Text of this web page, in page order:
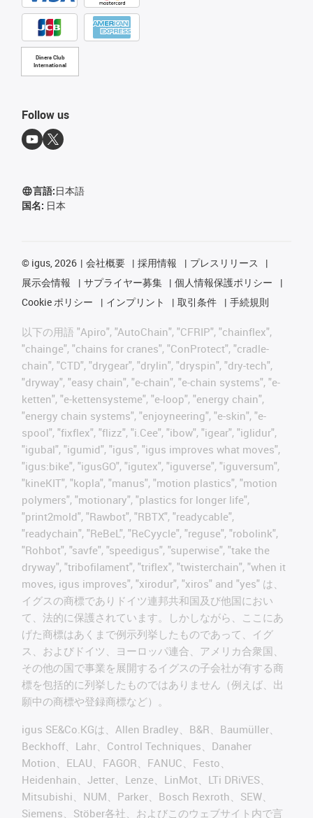
Diners Club
International
Follow us
言語:日本語
国名: 日本
© igus, 2026 会社概要 採用情報
プレスリリース
展示会情報
サプライヤー募集
個人情報保護ポリシー
Cookie ポリシー
インプリント 取引条件 手続規則
以下の用語 "Apiro", "AutoChain", "CFRIP", "chainflex",
"chainge", "chains for cranes", "ConProtect", "cradle-
chain", "CTD", "drygear", "drylin", "dryspin", "dry-tech",
"dryway", "easy chain", "e-chain", "e-chain systems", "e-
ketten", "e-kettensysteme", "e-loop", "energy chain",
"energy chain systems", "enjoyneering", "e-skin", "e-
spool", "fixflex", "flizz", "i.Cee", "ibow", "igear", "iglidur",
"igubal", "igumid", "igus", "igus improves what moves",
"igus:bike", "igusGO", "igutex", "iguverse", "iguversum",
"kineKIT", "kopla", "manus", "motion plastics", "motion
polymers", "motionary", "plastics for longer life",
"print2mold", "Rawbot", "RBTX", "readycable",
"readychain", "ReBeL", "ReCyycle", "reguse", "robolink",
"Rohbot", "savfe", "speedigus", "superwise", "take the
dryway", "tribofilament", "triflex", "twisterchain", "when it
moves, igus improves", "xirodur", "xiros" and "yes" は、
イグスの商標でありドイツ連邦共和国及び他国におい
て、法的に保護されています。しかしながら、ここにあ
げた商標はあくまで例示列挙したものであって、イグ
ス、およびドイツ、ヨーロッパ連合、アメリカ合衆国、
その他の国で事業を展開するイグスの子会社が有する商
標を包括的に列挙したものではありません（例えば、出
願中の商標や登録商標など）。
igus SE&Co.KGは、Allen Bradley、B&R、Baumüller、
Beckhoff、Lahr、Control Techniques、Danaher
Motion、ELAU、FAGOR、FANUC、Festo、
Heidenhain、Jetter、Lenze、LinMot、LTi DRiVES、
Mitsubishi、NUM、Parker、Bosch Rexroth、SEW、
Siemens、Stöber各社、およびこのウェブサイト内で言